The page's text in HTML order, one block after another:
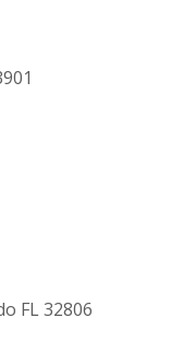
FL 32806